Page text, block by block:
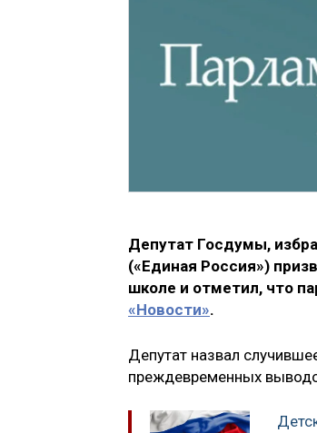
Депутат Госдумы,
(«Единая Россия»)
школе и отметил, что
«Новости».
Депутат назвал
преждевременных